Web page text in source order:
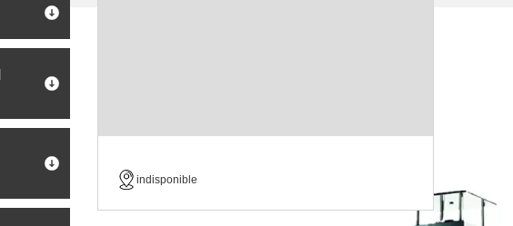
indisponible